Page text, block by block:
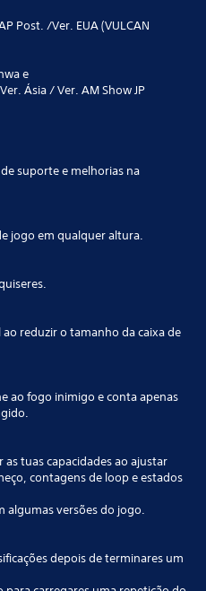
Post. /Ver. EUA (VULCAN
e
Ásia / Ver. AM Show JP
suporte e melhorias na
jogo em qualquer altura.
reduzir o tamanho da caixa de
ao fogo inimigo e conta apenas
tuas capacidades ao ajustar
contagens de loop e estados
algumas versões do jogo.
depois de terminares um